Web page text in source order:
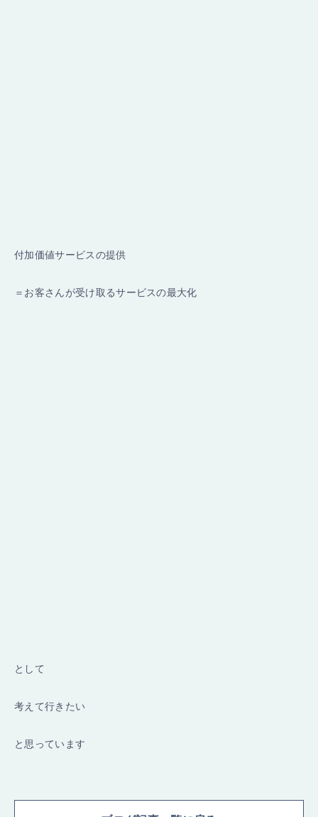
付加価値サービスの提供
＝お客さんが受け取るサービスの最大化
として
考えて行きたい
と思っています